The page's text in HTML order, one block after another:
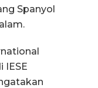
Spanyol
IESE